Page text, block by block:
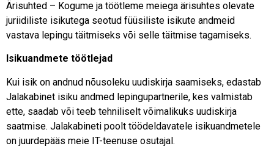
Ärisuhted – Kogume ja töötleme meiega ärisuhtes olevate
juriidiliste isikutega seotud füüsiliste isikute andmeid
vastava lepingu täitmiseks või selle täitmise tagamiseks.
Isikuandmete töötlejad
Kui isik on andnud nõusoleku uudiskirja saamiseks, edastab
Jalakabinet isiku andmed lepingupartnerile, kes valmistab
ette, saadab või teeb tehniliselt võimalikuks uudiskirja
saatmise. Jalakabineti poolt töödeldavatele isikuandmetele
on juurdepääs meie IT-teenuse osutajal.